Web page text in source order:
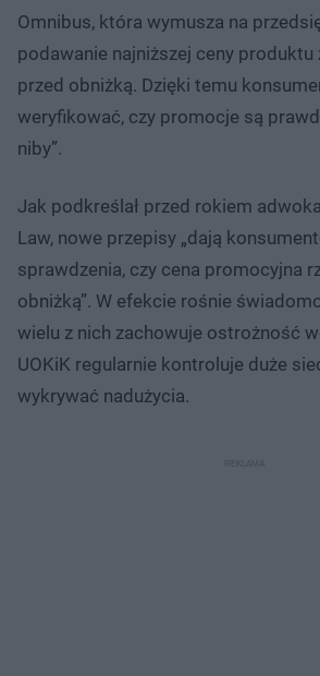
Omnibus, która wymusza na
podawanie najniższej ceny
przed obniżką. Dzięki temu
weryfikować, czy promocje są
niby”.
Jak podkreślał przed rokiem
Law, nowe przepisy „dają
sprawdzenia, czy cena promocyjna
obniżką”. W efekcie rośnie
wielu z nich zachowuje ostrożność
UOKiK regularnie kontroluje duże
wykrywać nadużycia.